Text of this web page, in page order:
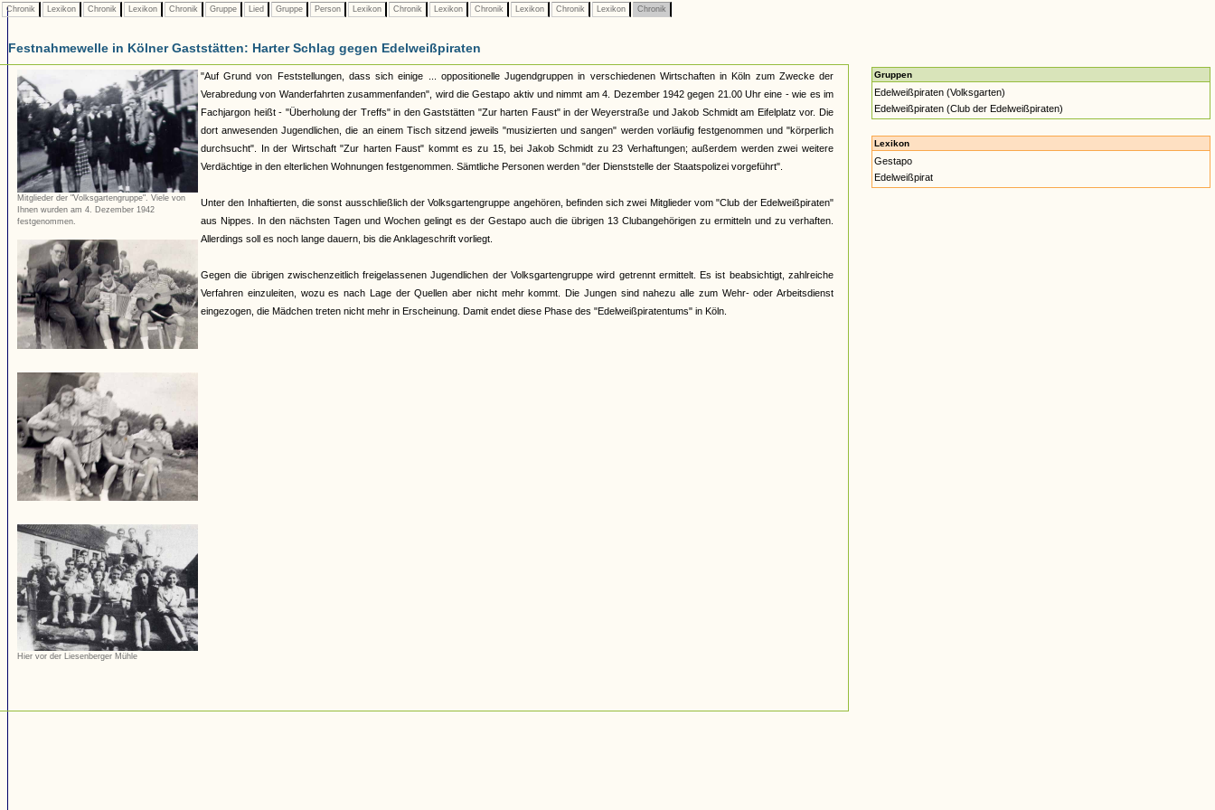
Chronik Lexikon Chronik Lexikon Chronik Gruppe Lied Gruppe Person Lexikon Chronik Lexikon Chronik Lexikon Chronik Lexikon Chronik
Festnahmewelle in Kölner Gaststätten: Harter Schlag gegen Edelweißpiraten
Mitglieder der "Volksgartengruppe". Viele von
Ihnen wurden am 4. Dezember 1942
festgenommen.
Hier vor der Liesenberger Mühle
"Auf Grund von Feststellungen, dass sich einige ... oppositionelle Jugendgruppen in verschiedenen Wirtschaften in Köln zum Zwecke der
Verabredung von Wanderfahrten zusammenfanden", wird die Gestapo aktiv und nimmt am 4. Dezember 1942 gegen 21.00 Uhr eine - wie es im
Fachjargon heißt - "Überholung der Treffs" in den Gaststätten "Zur harten Faust" in der Weyerstraße und Jakob Schmidt am Eifelplatz vor. Die
dort anwesenden Jugendlichen, die an einem Tisch sitzend jeweils "musizierten und sangen" werden vorläufig festgenommen und "körperlich
durchsucht". In der Wirtschaft "Zur harten Faust" kommt es zu 15, bei Jakob Schmidt zu 23 Verhaftungen; außerdem werden zwei weitere
Verdächtige in den elterlichen Wohnungen festgenommen. Sämtliche Personen werden "der Dienststelle der Staatspolizei vorgeführt".
Unter den Inhaftierten, die sonst ausschließlich der Volksgartengruppe angehören, befinden sich zwei Mitglieder vom "Club der Edelweißpiraten"
aus Nippes. In den nächsten Tagen und Wochen gelingt es der Gestapo auch die übrigen 13 Clubangehörigen zu ermitteln und zu verhaften.
Allerdings soll es noch lange dauern, bis die Anklageschrift vorliegt.
Gegen die übrigen zwischenzeitlich freigelassenen Jugendlichen der Volksgartengruppe wird getrennt ermittelt. Es ist beabsichtigt, zahlreiche
Verfahren einzuleiten, wozu es nach Lage der Quellen aber nicht mehr kommt. Die Jungen sind nahezu alle zum Wehr- oder Arbeitsdienst
eingezogen, die Mädchen treten nicht mehr in Erscheinung. Damit endet diese Phase des "Edelweißpiratentums" in Köln.
Gruppen
Edelweißpiraten (Volksgarten)
Edelweißpiraten (Club der Edelweißpiraten)
Lexikon
Gestapo
Edelweißpirat